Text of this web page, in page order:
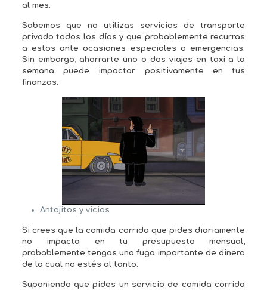
al mes.
Sabemos que no utilizas servicios de transporte
privado todos los días y que probablemente recurras
a estos ante ocasiones especiales o emergencias.
Sin embargo, ahorrarte uno o dos viajes en taxi a la
semana puede impactar positivamente en tus
finanzas.
Antojitos y vicios
Si crees que la comida corrida que pides diariamente
no impacta en tu presupuesto mensual,
probablemente tengas una fuga importante de dinero
de la cual no estés al tanto.
Suponiendo que pides un servicio de comida corrida